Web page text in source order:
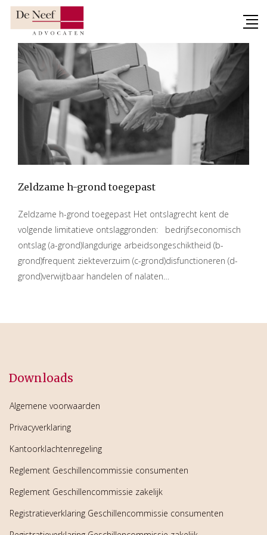
Skip
Zeldzame h-grond toegepast
Zeldzame h-grond toegepast Het ontslagrecht kent de
volgende limitatieve ontslaggronden: bedrijfseconomisch
ontslag (a-grond)langdurige arbeidsongeschiktheid (b-
grond)frequent ziekteverzuim (c-grond)disfunctioneren (d-
grond)verwijtbaar handelen of nalaten…
Downloads
Algemene voorwaarden
Privacyverklaring
Kantoorklachtenregeling
Reglement Geschillencommissie consumenten
Reglement Geschillencommissie zakelijk
Registratieverklaring Geschillencommissie consumenten